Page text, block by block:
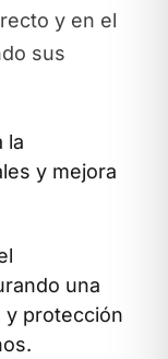
y en el
sus
la
y mejora
una
y protección